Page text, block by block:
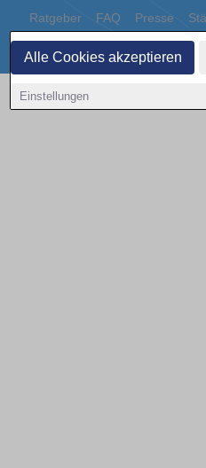
Alle Cookies akzeptieren
Einstellungen
Ratgeber FAQ Presse
Datenschutz
Copyright © 2000 - 2026 | 1A